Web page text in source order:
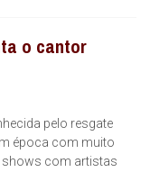
o cantor
pelo resgate
época com muito
com artistas